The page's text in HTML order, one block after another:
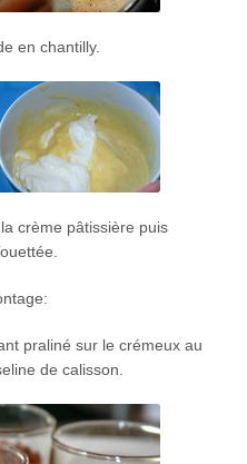
en chantilly.
crème pâtissière puis
praliné sur le crémeux au
de calisson.